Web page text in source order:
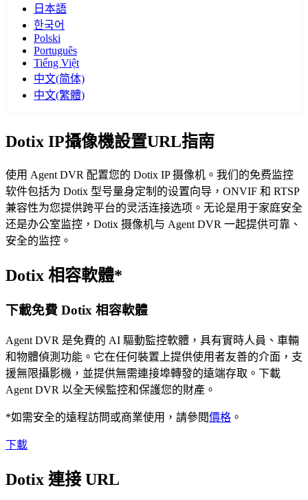
日本語
한국어
Polski
Português
Tiếng Việt
中文(简体)
中文(繁體)
Dotix IP攝像機設置URL指南
使用 Agent DVR 配置您的 Dotix IP 摄像机。我们的免费监控
软件包括为 Dotix 型号量身定制的设置向导，ONVIF 和 RTSP
兼容性为您提供跨平台的灵活连接选项。无论是用于家庭安全
还是办公室监控，Dotix 摄像机与 Agent DVR 一起提供可靠、
安全的监控。
Dotix 相容軟體*
下載免費 Dotix 相容軟體
Agent DVR 是免費的 AI 驅動監控軟體，具有實時人員、車輛
和物體偵測功能。它在任何裝置上提供使用者友善的介面，支
援無限攝影機，並提供無需連接埠轉發的遠端存取。下載
Agent DVR 以全天候監控和保護您的財產。
*如需安全的遠程訪問或商業使用，請參閱價格 。
下載
Dotix 連接 URL